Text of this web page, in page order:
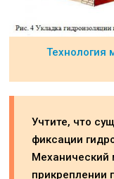
Технология
Учтите, что
фиксации
Механический
прикреплении